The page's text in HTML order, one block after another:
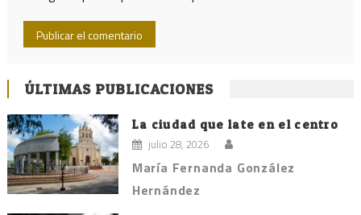
ÚLTIMAS PUBLICACIONES
La ciudad que late en el centro
julio 28, 2026
María Fernanda González
Hernández